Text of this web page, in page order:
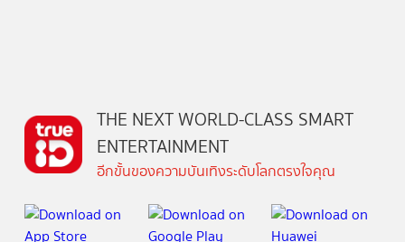
THE NEXT WORLD-CLASS SMART
ENTERTAINMENT
อีกขั้นของความบันเทิงระดับโลกตรงใจคุณ